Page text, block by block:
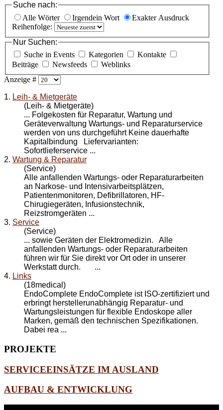
Suche nach:
Alle Wörter
Irgendein Wort
Exakter Ausdruck
Reihenfolge:
Nur Suchen:
Suche in Events
Kategorien
Kontakte
Beiträge
Newsfeeds
Weblinks
Anzeige #
1. Leih- & Mietgeräte
(Leih- & Mietgeräte)
... Folgekosten für Reparatur, Wartung und
Geräteverwaltung Wartungs- und Reparaturservice
werden von uns durchgeführt Keine dauerhafte
Kapitalbindung Liefervarianten:
Sofortlieferservice ...
2. Wartung & Reparatur
(Service)
Alle anfallenden Wartungs- oder Reparaturarbeiten
an Narkose- und Intensivarbeitsplätzen,
Patientenmonitoren, Defibrillatoren, HF-
Chirugiegeräten, Infusionstechnik,
Reizstromgeräten ...
3. Service
(Service)
... sowie Geräten der Elektromedizin. Alle
anfallenden Wartungs- oder Reparaturarbeiten
führen wir für Sie direkt vor Ort oder in unserer
Werkstatt durch. ...
4. Links
(18medical)
EndoComplete EndoComplete ist ISO-zertifiziert und
erbringt herstellerunabhängig Reparatur- und
Wartungsleistungen für flexible Endoskope aller
Marken, gemäß den technischen Spezifikationen.
Dabei rea ...
PROJEKTE
SERVICEEINSÄTZE IM AUSLAND
AUFBAU & ENTWICKLUNG